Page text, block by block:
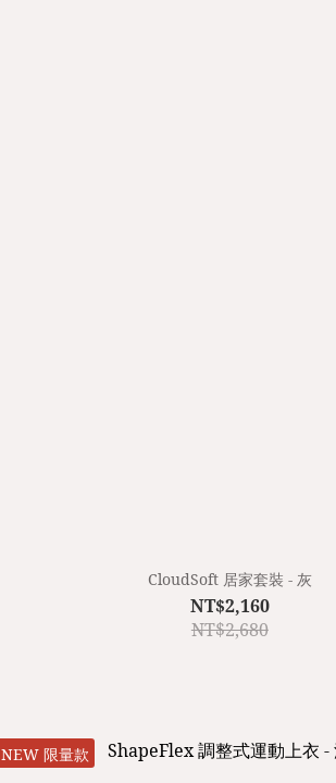
CloudSoft 居家套裝 - 灰
NT$2,160
NT$2,680
NEW 限量款